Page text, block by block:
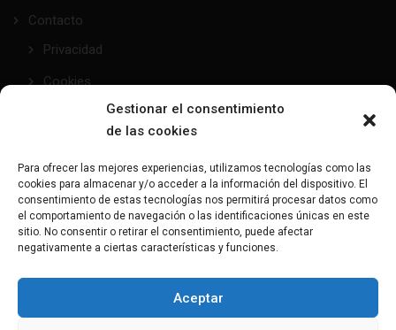
Gestionar el consentimiento
de las cookies
Para ofrecer las mejores experiencias, utilizamos tecnologías como las
cookies para almacenar y/o acceder a la información del dispositivo. El
consentimiento de estas tecnologías nos permitirá procesar datos como
el comportamiento de navegación o las identificaciones únicas en este
sitio. No consentir o retirar el consentimiento, puede afectar
negativamente a ciertas características y funciones.
Aceptar
Contacto
Privacidad
Cookies
taller@mundofetish.com
Envía un email
(+34) 681 104 993
C/Maresme, 28 - 08191 - Rubí